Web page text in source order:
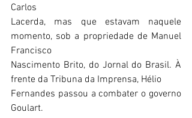
Carlos
Lacerda, mas que estavam naquele
momento, sob a propriedade de Manuel
Francisco
Nascimento Brito, do Jornal do Brasil. À
frente da Tribuna da Imprensa, Hélio
Fernandes passou a combater o governo
Goulart.